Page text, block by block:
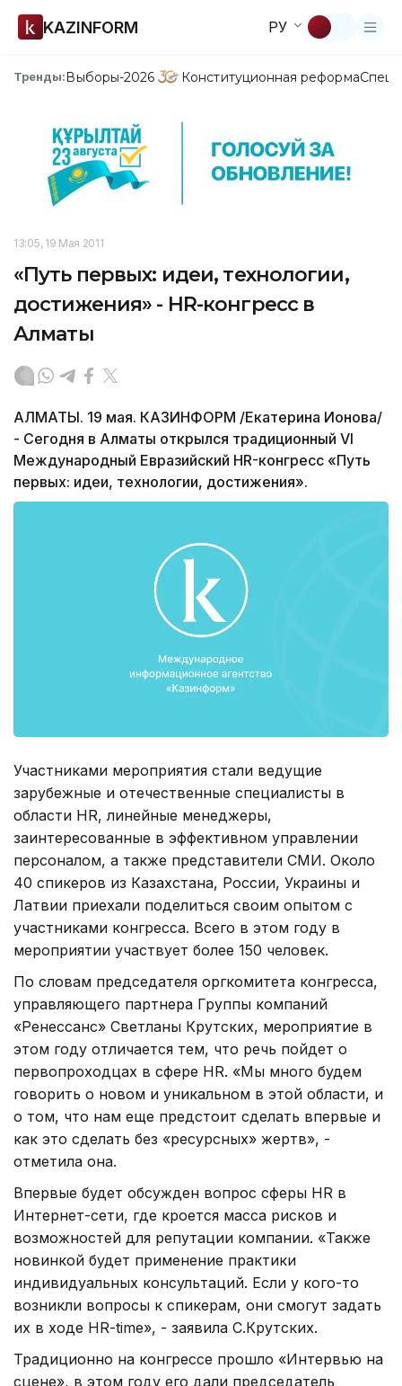
KAZINFORM РУ
Тренды:Выборы-2026 Конституционная реформа
13:05, 19 Мая 2011
«Путь первых: идеи, технологии,
достижения» - HR-конгресс в
Алматы
АЛМАТЫ. 19 мая. КАЗИНФОРМ /Екатерина Ионова/
- Сегодня в Алматы открылся традиционный VI
Международный Евразийский HR-конгресс «Путь
первых: идеи, технологии, достижения».
Участниками мероприятия стали ведущие
зарубежные и отечественные специалисты в
области HR, линейные менеджеры,
заинтересованные в эффективном управлении
персоналом, а также представители СМИ. Около
40 спикеров из Казахстана, России, Украины и
Латвии приехали поделиться своим опытом с
участниками конгресса. Всего в этом году в
мероприятии участвует более 150 человек.
По словам председателя оргкомитета конгресса,
управляющего партнера Группы компаний
«Ренессанс» Светланы Крутских, мероприятие в
этом году отличается тем, что речь пойдет о
первопроходцах в сфере HR. «Мы много будем
говорить о новом и уникальном в этой области, и
о том, что нам еще предстоит сделать впервые и
как это сделать без «ресурсных» жертв», -
отметила она.
Впервые будет обсужден вопрос сферы HR в
Интернет-сети, где кроется масса рисков и
возможностей для репутации компании. «Также
новинкой будет применение практики
индивидуальных консультаций. Если у кого-то
возникли вопросы к спикерам, они смогут задать
их в ходе HR-time», - заявила С.Крутских.
Традиционно на конгрессе прошло «Интервью на
сцене», в этом году его дали председатель